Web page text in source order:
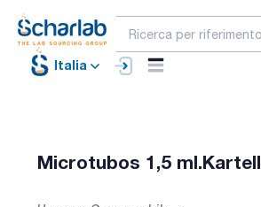
Italia
Microtubos 1,5 ml.Kartell